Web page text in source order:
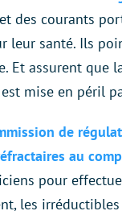
et des courants
leur santé. Ils
Et assurent que
mise en péril
de
au
pour
les